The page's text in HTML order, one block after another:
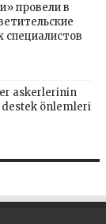
провели в
askerlerinin
önlemleri